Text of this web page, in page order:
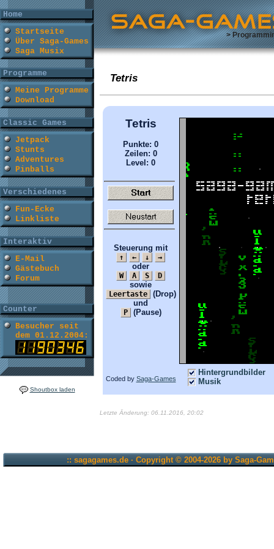
Home
Startseite
Über Saga-Games
Saga Musix
Programme
Meine Programme
Download
Classic Games
Jetpack
Stunts
Adventures
Pinballs
Verschiedenes
Fun-Ecke
Linkliste
Interaktiv
E-Mail
Gästebuch
Forum
Counter
Besucher seit
dem 01.12.2004:
Shoutbox laden
>
Tetris
Letzte Änderung: 06.11.2016, 20:02
:: sagagames.de · Copyright © 2004-2026 by Saga-